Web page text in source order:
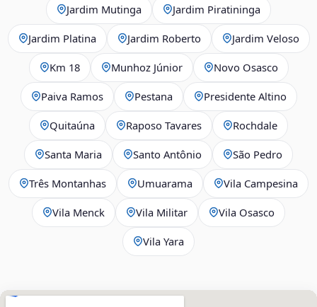
Jardim Mutinga Jardim Piratininga
Jardim Platina Jardim Roberto Jardim Veloso
Km 18 Munhoz Júnior Novo Osasco
Paiva Ramos Pestana Presidente Altino
Quitaúna Raposo Tavares Rochdale
Santa Maria Santo Antônio São Pedro
Três Montanhas Umuarama Vila Campesina
Vila Menck Vila Militar Vila Osasco
Vila Yara